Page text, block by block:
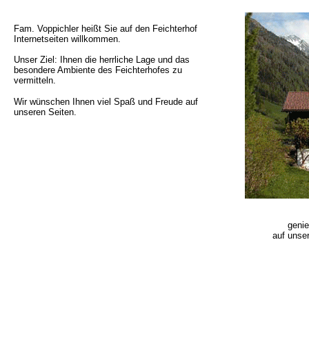
Fam. Voppichler heißt Sie auf den Feichterhof
Internetseiten willkommen.
Unser Ziel: Ihnen die herrliche Lage und das
besondere Ambiente des Feichterhofes zu
vermitteln.
Wir wünschen Ihnen viel Spaß und Freude auf
unseren Seiten.
auf